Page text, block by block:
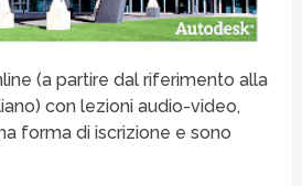
(a partire dal riferimento alla
con lezioni audio-video,
forma di iscrizione e sono